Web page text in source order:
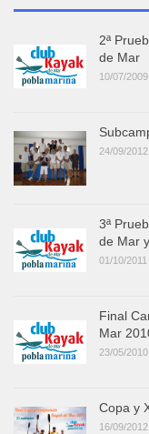
2ª
de Mar
10/07/2009
24/09/2012
3ª
de Mar
01/10/2011
Final
Mar
23/05/2010
Copa y
16/09/2012